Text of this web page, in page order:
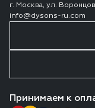
г. Москва, ул.
info@dysons-ru.com
Принимаем к